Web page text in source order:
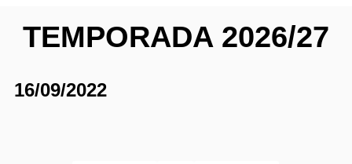
TEMPORADA 2026/27
16/09/2022